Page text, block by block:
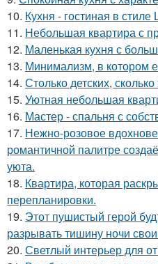
10. Кухня - гостиная в стиле
11. Небольшая квартира с
12. Маленькая кухня с
13. Минимализм, в котором
14. Столько детских,
15. Уютная небольшая
16. Мастер - спальня с
17. Нежно-розовое
романтичной палитре
уюта.
18. Квартира, которая
перепланировки.
19. Этот пушистый герой
разрывать тишину ночи
20. Светлый интерьер для